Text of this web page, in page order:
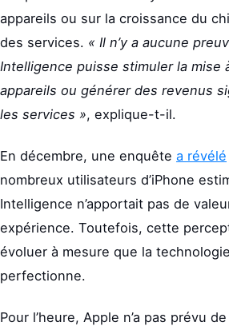
appareils ou sur la croissance du
des services. « Il n’y a aucune
Intelligence puisse stimuler la mise
appareils ou générer des revenus
les services », explique-t-il.
En décembre, une enquête a révélé
nombreux utilisateurs d’iPhone
Intelligence n’apportait pas de
expérience. Toutefois, cette
évoluer à mesure que la
perfectionne.
Pour l’heure, Apple n’a pas prévu